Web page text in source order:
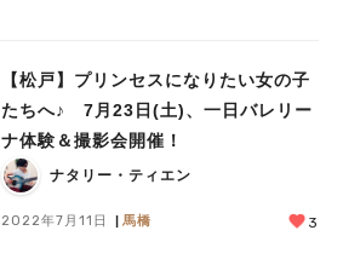
【松戸】プリンセスになりたい女の子
たちへ♪ 7月23日(土)、一日バレリー
ナ体験＆撮影会開催！
ナタリー・ティエン
2022年7月11日 馬橋 3